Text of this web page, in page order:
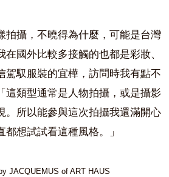
拍攝，不曉得為什麼，可能是台灣
在國外比較多接觸的也都是彩妝、
駕馭服裝的宜樺，訪問時我有點不
這類型通常是人物拍攝，或是攝影
。所以能參與這次拍攝我還滿開心
想試試看這種風格。」
JACQUEMUS of ART HAUS